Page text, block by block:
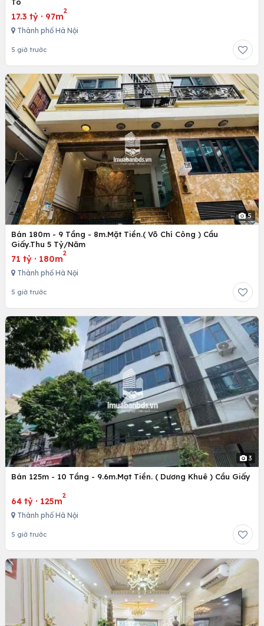
17.3 tỷ · 97m
2
Thành phố Hà Nội
5 giờ trước
5
Bán 180m - 9 Tầng - 8m.Mặt Tiền.( Võ Chí Công ) Cầu
Giấy.Thu 5 Tỷ/Năm
71 tỷ · 180m
2
Thành phố Hà Nội
5 giờ trước
3
Bán 125m - 10 Tầng - 9.6m.Mạt Tiền. ( Dương Khuê ) Cầu Giấy
64 tỷ · 125m
2
Thành phố Hà Nội
5 giờ trước